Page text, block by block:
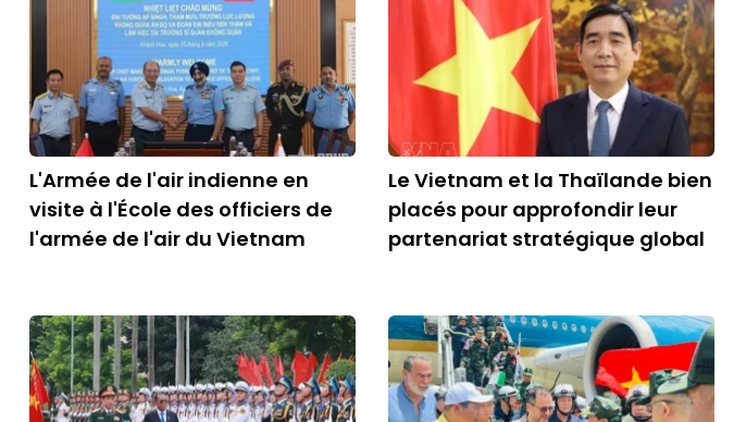
L'Armée de l'air indienne en
visite à l'École des officiers de
l'armée de l'air du Vietnam
Le Vietnam et la Thaïlande bien
placés pour approfondir leur
partenariat stratégique global